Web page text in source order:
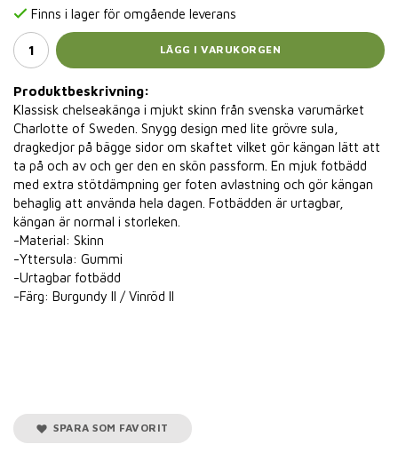
Finns i lager för omgående leverans
LÄGG I VARUKORGEN
Produktbeskrivning:
Klassisk chelseakänga i mjukt skinn från svenska varumärket
Charlotte of Sweden. Snygg design med lite grövre sula,
dragkedjor på bägge sidor om skaftet vilket gör kängan lätt att
ta på och av och ger den en skön passform. En mjuk fotbädd
med extra stötdämpning ger foten avlastning och gör kängan
behaglig att använda hela dagen. Fotbädden är urtagbar,
kängan är normal i storleken.
-Material: Skinn
-Yttersula: Gummi
-Urtagbar fotbädd
-Färg: Burgundy II / Vinröd II
SPARA SOM FAVORIT